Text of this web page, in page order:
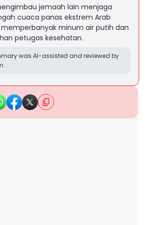
jemaah lain menjaga
cuaca panas ekstrem Arab
minum air putih dan
petugas kesehatan.
was AI-assisted and reviewed by